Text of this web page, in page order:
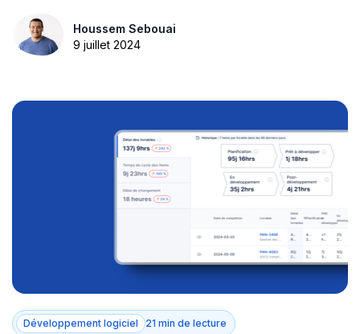
Houssem Sebouai
9 juillet 2024
Développement logiciel 21 min de lecture